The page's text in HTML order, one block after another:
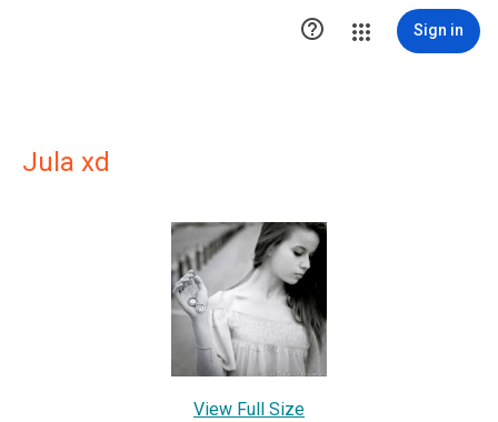
 Sign in
Jula xd
View Full Size